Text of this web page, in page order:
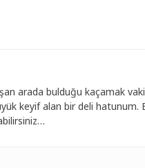
arada bulduğu kaçamak
keyif alan bir deli hatunum.